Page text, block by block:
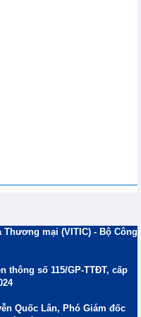
mại (VITIC) - Bộ Công
thông số 115/GP-TTĐT, cấp
Quốc Lân, Phó Giám đốc